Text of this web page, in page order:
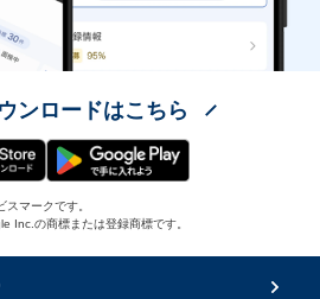
ンロードはこちら
マークです。
Inc.の商標または登録商標です。